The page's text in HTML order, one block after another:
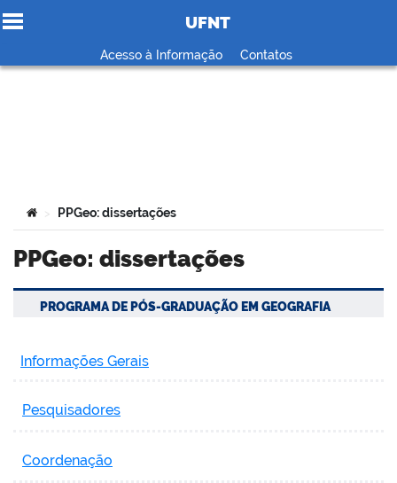
Ir para o conteúdo
UFNT
Acesso à Informação Contatos
Você está aqui:
> PPGeo: dissertações
PPGeo: dissertações
PROGRAMA DE PÓS-GRADUAÇÃO EM GEOGRAFIA
Informações Gerais
Pesquisadores
Coordenação